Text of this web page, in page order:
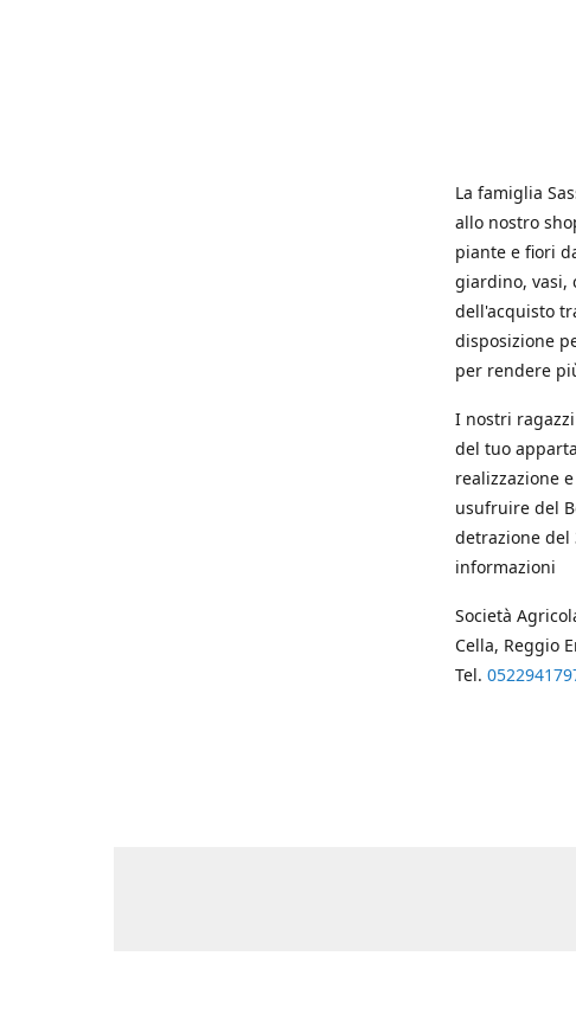
La famiglia
allo nostro
piante e fiori
giardino, vasi,
dell'acquisto
disposizione
per rendere
I nostri
del tuo
realizzazione
usufruire del
detrazione del
informazioni
Società
Cella, Reggio
Tel.